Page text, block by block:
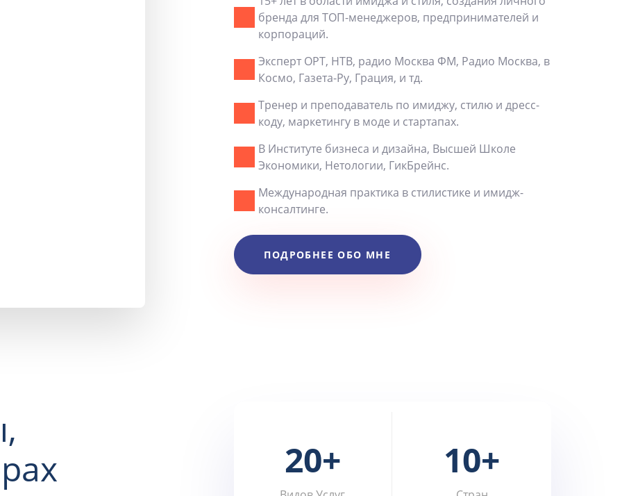
бренда для ТОП-менеджеров, предпринимателей и
корпораций.
Эксперт ОРТ, НТВ, радио Москва ФМ, Радио Москва, в
Космо, Газета-Ру, Грация, и тд.
Тренер и преподаватель по имиджу, стилю и дресс-
коду, маркетингу в моде и стартапах.
В Институте бизнеса и дизайна, Высшей Школе
Экономики, Нетологии, ГикБрейнс.
Международная практика в стилистике и имидж-
консалтинге.
ПОДРОБНЕЕ ОБО МНЕ
20+ 10+